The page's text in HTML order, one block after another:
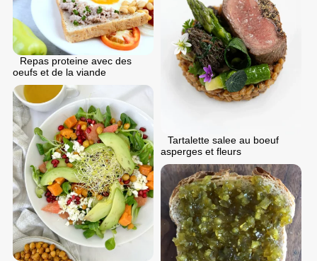
Tartalette salee au boeuf
asperges et fleurs
Repas proteine avec des
oeufs et de la viande